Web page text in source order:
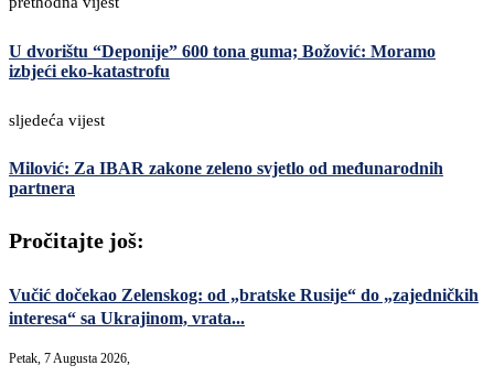
U dvorištu “Deponije” 600 tona guma; Božović: Moramo
izbjeći eko-katastrofu
sljedeća vijest
Milović: Za IBAR zakone zeleno svjetlo od međunarodnih
partnera
Pročitajte još:
Vučić dočekao Zelenskog: od „bratske Rusije“ do „zajedničkih
interesa“ sa Ukrajinom, vrata...
Petak, 7 Augusta 2026,